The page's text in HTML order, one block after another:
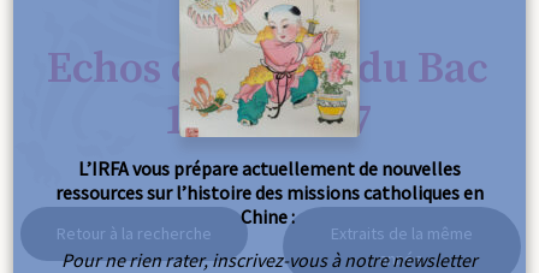
Echos de la Rue du Bac
1952 n°527
Retour à la recherche
Extraits de la même
année
L’IRFA vous prépare actuellement de nouvelles
ressources sur l’histoire des missions catholiques en
Chine :
Pour ne rien rater, inscrivez-vous à notre newsletter